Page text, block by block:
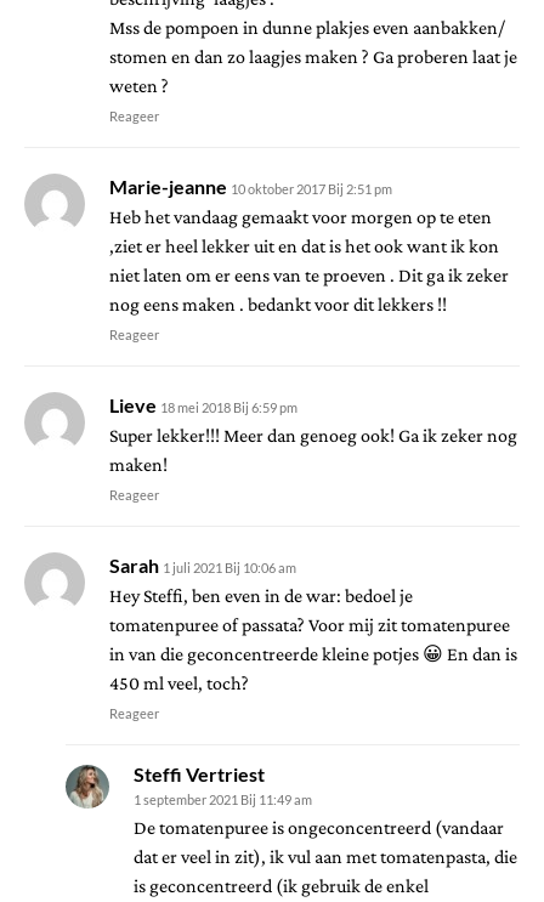
Mss de pompoen in dunne plakjes even aanbakken/
stomen en dan zo laagjes maken ? Ga proberen laat je
weten ?
Reageer
Marie-jeanne 10 oktober 2017 Bij 2:51 pm
Heb het vandaag gemaakt voor morgen op te eten
,ziet er heel lekker uit en dat is het ook want ik kon
niet laten om er eens van te proeven . Dit ga ik zeker
nog eens maken . bedankt voor dit lekkers !!
Reageer
Lieve 18 mei 2018 Bij 6:59 pm
Super lekker!!! Meer dan genoeg ook! Ga ik zeker nog
maken!
Reageer
Sarah 1 juli 2021 Bij 10:06 am
Hey Steffi, ben even in de war: bedoel je
tomatenpuree of passata? Voor mij zit tomatenpuree
in van die geconcentreerde kleine potjes 😀 En dan is
450 ml veel, toch?
Reageer
Steffi Vertriest
1 september 2021 Bij 11:49 am
De tomatenpuree is ongeconcentreerd (vandaar
dat er veel in zit), ik vul aan met tomatenpasta, die
is geconcentreerd (ik gebruik de enkel